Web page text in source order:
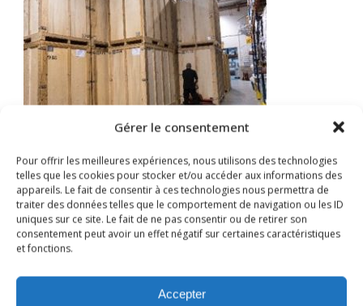
Gérer le consentement
Pour offrir les meilleures expériences, nous utilisons des technologies
telles que les cookies pour stocker et/ou accéder aux informations des
appareils. Le fait de consentir à ces technologies nous permettra de
traiter des données telles que le comportement de navigation ou les ID
uniques sur ce site. Le fait de ne pas consentir ou de retirer son
consentement peut avoir un effet négatif sur certaines caractéristiques
et fonctions.
Accepter
GAMBLIN
Eco River Parc-Bâtiment A